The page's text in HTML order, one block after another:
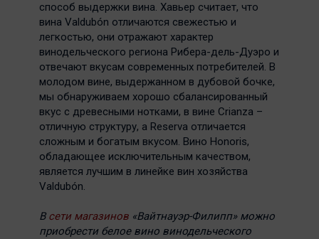
способ выдержки вина. Хавьер считает, что
вина Valdubón отличаются свежестью и
легкостью, они отражают характер
винодельческого региона Рибера-дель-Дуэро и
отвечают вкусам современных потребителей. В
молодом вине, выдержанном в дубовой бочке,
мы обнаруживаем хорошо сбалансированный
вкус с древесными нотками, в вине Crianza –
отличную структуру, а Reserva отличается
сложным и богатым вкусом. Вино Honoris,
обладающее исключительным качеством,
является лучшим в линейке вин хозяйства
Valdubón.
В сети магазинов «Вайтнауэр-Филипп» можно
приобрести белое вино винодельческого